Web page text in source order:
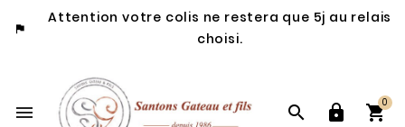

Attention votre colis ne restera que 5j au relais
choisi.
   
0